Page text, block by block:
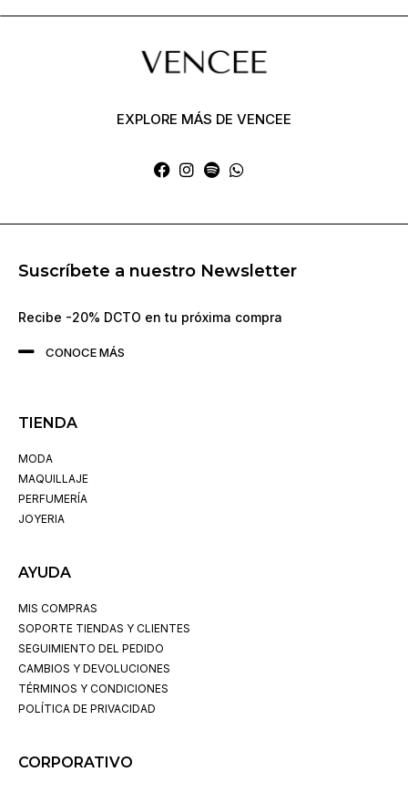
EXPLORE MÁS DE VENCEE
Suscríbete a nuestro Newsletter
Recibe -20% DCTO en tu próxima compra
CONOCE MÁS
TIENDA
MODA
MAQUILLAJE
PERFUMERÍA
JOYERIA
AYUDA
MIS COMPRAS
SOPORTE TIENDAS Y CLIENTES
SEGUIMIENTO DEL PEDIDO
CAMBIOS Y DEVOLUCIONES
TÉRMINOS Y CONDICIONES
POLÍTICA DE PRIVACIDAD
CORPORATIVO